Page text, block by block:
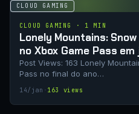
CLOUD GAMING
CLOUD GAMING · 1 MIN
Lonely Mountains:
no Xbox Game Pass
Post Views: 163 Lonely
Pass no final do ano…
14/jan · 163 views